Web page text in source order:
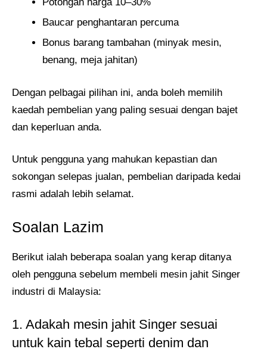
Baucar penghantaran percuma
Bonus barang tambahan (minyak mesin,
benang, meja jahitan)
Dengan pelbagai pilihan ini, anda boleh memilih
kaedah pembelian yang paling sesuai dengan bajet
dan keperluan anda.
Untuk pengguna yang mahukan kepastian dan
sokongan selepas jualan, pembelian daripada kedai
rasmi adalah lebih selamat.
Soalan Lazim
Berikut ialah beberapa soalan yang kerap ditanya
oleh pengguna sebelum membeli mesin jahit Singer
industri di Malaysia:
1. Adakah mesin jahit Singer sesuai
untuk kain tebal seperti denim dan